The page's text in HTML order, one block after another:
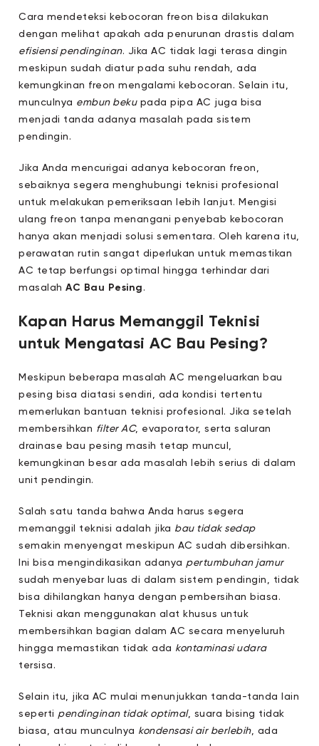
Cara mendeteksi kebocoran freon bisa dilakukan
dengan melihat apakah ada penurunan drastis dalam
efisiensi pendinginan. Jika AC tidak lagi terasa dingin
meskipun sudah diatur pada suhu rendah, ada
kemungkinan freon mengalami kebocoran. Selain itu,
munculnya embun bekupada pipa AC juga bisa
menjadi tanda adanya masalah pada sistem
pendingin.
Jika Anda mencurigai adanya kebocoran freon,
sebaiknya segera menghubungi teknisi profesional
untuk melakukan pemeriksaan lebih lanjut. Mengisi
ulang freon tanpa menangani penyebab kebocoran
hanya akan menjadi solusi sementara. Oleh karena itu,
perawatan rutin sangat diperlukan untuk memastikan
AC tetap berfungsi optimal hingga terhindar dari
masalah AC Bau Pesing .
Kapan Harus Memanggil Teknisi
untuk Mengatasi AC Bau Pesing?
Meskipun beberapa masalah AC mengeluarkan bau
pesing bisa diatasi sendiri, ada kondisi tertentu
memerlukan bantuan teknisi profesional. Jika setelah
membersihkan filter AC, evaporator, serta saluran
drainase bau pesing masih tetap muncul,
kemungkinan besar ada masalah lebih serius di dalam
unit pendingin.
Salah satu tanda bahwa Anda harus segera
memanggil teknisi adalah jika bau tidak sedap
semakin menyengat meskipun AC sudah dibersihkan.
Ini bisa mengindikasikan adanya pertumbuhan jamur
sudah menyebar luas di dalam sistem pendingin, tidak
bisa dihilangkan hanya dengan pembersihan biasa.
Teknisi akan menggunakan alat khusus untuk
membersihkan bagian dalam AC secara menyeluruh
hingga memastikan tidak ada kontaminasi udara
tersisa.
Selain itu, jika AC mulai menunjukkan tanda-tanda lain
seperti pendinginan tidak optimal, suara bising tidak
biasa, atau munculnya kondensasi air berlebih, ada